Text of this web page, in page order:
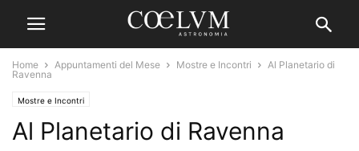
Home Appuntamenti del Mese Mostre e Incontri
Al Planetario di
Ravenna
Mostre e Incontri
Al Planetario di Ravenna